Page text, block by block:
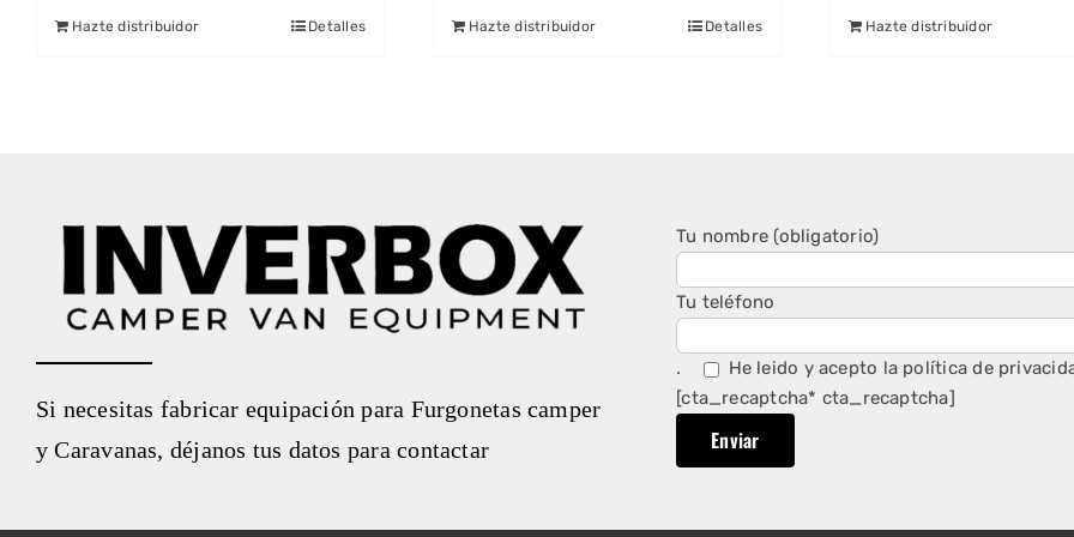
Hazte distribuidor Detalles Hazte distribuidor Detalles Hazte distribuidor
Si necesitas fabricar equipación para Furgonetas camper
y Caravanas, déjanos tus datos para contactar
Tu nombre (obligatorio)
Tu teléfono
. He leido y acepto la política de
[cta_recaptcha* cta_recaptcha]